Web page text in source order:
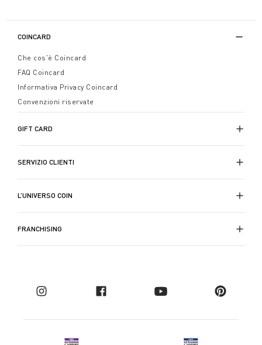
COINCARD
Che cos'è Coincard
FAQ Coincard
Informativa Privacy Coincard
Convenzioni riservate
GIFT CARD
SERVIZIO CLIENTI
L’UNIVERSO COIN
FRANCHISING